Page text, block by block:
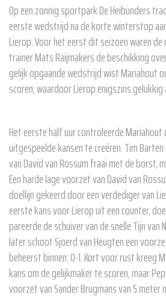
Op een zonnig sportpark De Heibunders
eerste wedstrijd na de korte winterstop
Lierop. Voor het eerst dit seizoen waren
trainer Mats Raijmakers de beschikking
gelijk opgaande wedstrijd wist Mariahout
scoren, waardoor Lierop enigszins
Het eerste half uur controleerde
uitgespeelde kansen te creëren. Tim
van David van Rossum fraai met de borst,
Een harde lage voorzet van David van
doellijn gekeerd door een verdediger van
eerste kans voor Lierop uit een counter,
pareerde de schuiver van de snelle Tijn van
later schoot Sjoerd van Heugten een
beheerst binnen: 0-1. Kort voor rust kreeg
kans om de gelijkmaker te scoren, maar
voorzet van Sander Brugmans van 5 meter